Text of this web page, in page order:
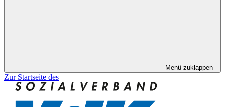
Menü zuklappen
Zur Startseite des